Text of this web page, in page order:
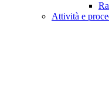
Attività e